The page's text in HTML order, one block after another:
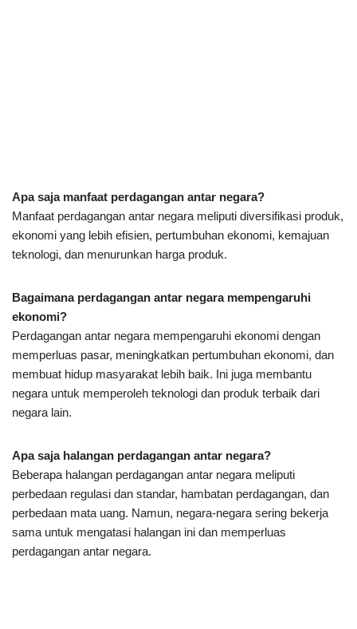
Apa saja manfaat perdagangan antar negara?
Manfaat perdagangan antar negara meliputi diversifikasi produk,
ekonomi yang lebih efisien, pertumbuhan ekonomi, kemajuan
teknologi, dan menurunkan harga produk.
Bagaimana perdagangan antar negara mempengaruhi
ekonomi?
Perdagangan antar negara mempengaruhi ekonomi dengan
memperluas pasar, meningkatkan pertumbuhan ekonomi, dan
membuat hidup masyarakat lebih baik. Ini juga membantu
negara untuk memperoleh teknologi dan produk terbaik dari
negara lain.
Apa saja halangan perdagangan antar negara?
Beberapa halangan perdagangan antar negara meliputi
perbedaan regulasi dan standar, hambatan perdagangan, dan
perbedaan mata uang. Namun, negara-negara sering bekerja
sama untuk mengatasi halangan ini dan memperluas
perdagangan antar negara.